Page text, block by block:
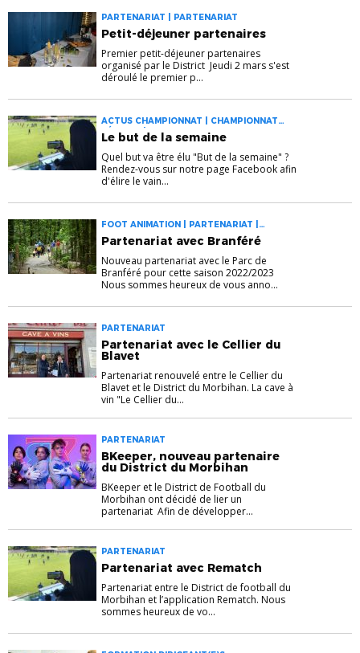
PARTENARIAT | PARTENARIAT
Petit-déjeuner partenaires
Premier petit-déjeuner partenaires
organisé par le District Jeudi 2 mars s'est
déroulé le premier p...
ACTUS CHAMPIONNAT | CHAMPIONNAT
SÉNIORS | PARTENARIAT
Le but de la semaine
Quel but va être élu "But de la semaine" ?
Rendez-vous sur notre page Facebook afin
d'élire le vain...
FOOT ANIMATION | PARTENARIAT |
PARTENARIAT
Partenariat avec Branféré
Nouveau partenariat avec le Parc de
Branféré pour cette saison 2022/2023
Nous sommes heureux de vous anno...
PARTENARIAT
Partenariat avec le Cellier du
Blavet
Partenariat renouvelé entre le Cellier du
Blavet et le District du Morbihan. La cave à
vin "Le Cellier du...
PARTENARIAT
BKeeper, nouveau partenaire
du District du Morbihan
BKeeper et le District de Football du
Morbihan ont décidé de lier un
partenariat Afin de développer...
PARTENARIAT
Partenariat avec Rematch
Partenariat entre le District de football du
Morbihan et l’application Rematch. Nous
sommes heureux de vo...